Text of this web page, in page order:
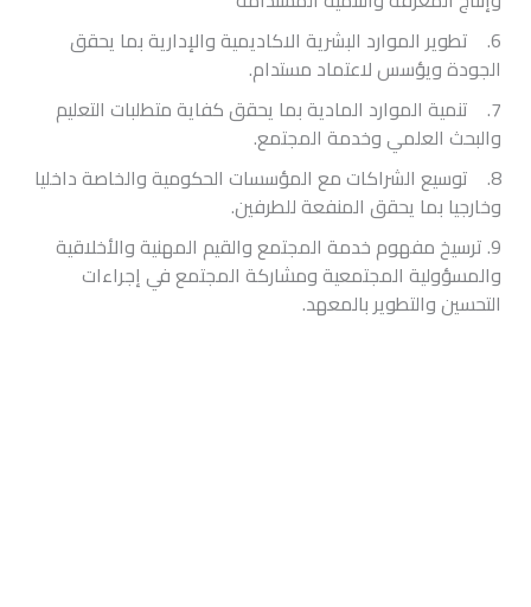
6. تطوير الموارد البشرية الاكاديمية والإدارية بما يحقق
الجودة ويؤسس لاعتماد مستدام.
7. تنمية الموارد المادية بما يحقق كفاية متطلبات التعليم
والبحث العلمي وخدمة المجتمع.
8. توسيع الشراكات مع المؤسسات الحكومية والخاصة داخليا
وخارجيا بما يحقق المنفعة للطرفين.
9. ترسيخ مفهوم خدمة المجتمع والقيم المهنية والأخلاقية
والمسؤولية المجتمعية ومشاركة المجتمع في إجراءات
التحسين والتطوير بالمعهد.